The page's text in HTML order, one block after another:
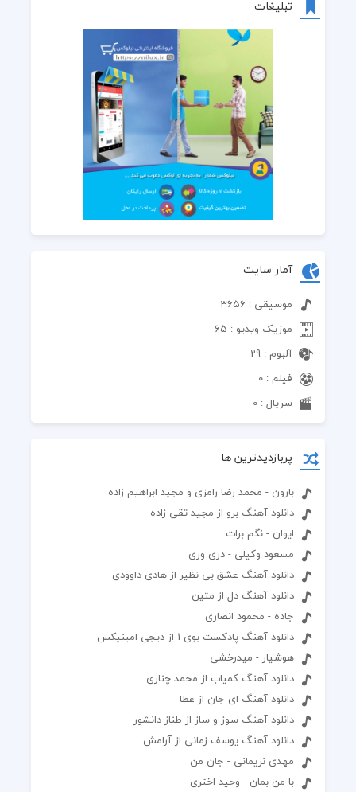
تبلیغات
آمار سایت
موسیقی : 3656
موزیک ویدیو : 65
آلبوم : 29
فیلم : 0
سریال : 0
پربازدیدترین ها
بارون - محمد رضا رامزی و مجید ابراهیم زاده
دانلود آهنگ برو از مجید تقی زاده
ایوان - نگم برات
مسعود وکیلی - دری وری
دانلود آهنگ عشق بی نظیر از هادی داوودی
دانلود آهنگ دل از متین
جاده - محمود انصاری
دانلود آهنگ پادکست بوی 1 از دیجی امینیکس
هوشیار - میدرخشی
دانلود آهنگ کمیاب از محمد چناری
دانلود آهنگ ای جان از عطا
دانلود آهنگ سوز و ساز از طناز دانشور
دانلود آهنگ یوسف زمانی از آرامش
مهدی نریمانی - جان من
با من بمان - وحید اختری